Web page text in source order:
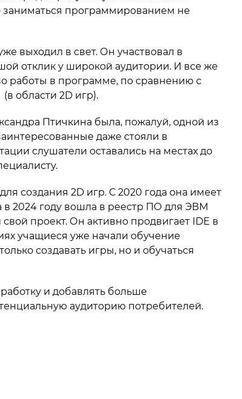
заниматься программированием не
выходил в свет. Он участвовал в
отклик у широкой аудитории. И все же
работы в программе, по сравнению с
области 2D игр).
Птичкина была, пожалуй, одной из
даже стояли в
слушатели оставались на местах до
создания 2D игр. С 2020 года она имеет
2024 году вошла в реестр ПО для ЭВМ
проект. Он активно продвигает IDE в
учащиеся уже начали обучение
создавать игры, но и обучаться
и добавлять больше
аудиторию потребителей.